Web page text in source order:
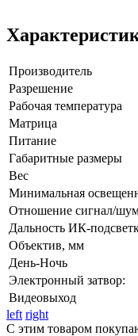
Производитель
Разрешение
Рабочая температура
Матрица
Питание
Габаритные размеры
Вес
Минимальная
Отношение сигнал/
Дальность ИК-
Объектив, мм
День-Ночь
Электронный затвор:
Видеовыход
left right
С этим товаром